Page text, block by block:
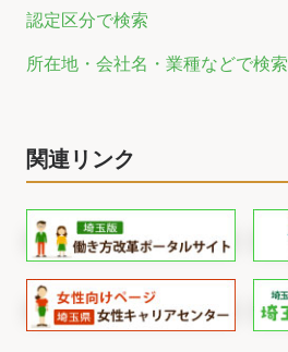
認定区分で検索
所在地・会社名・業種などで検索
関連リンク